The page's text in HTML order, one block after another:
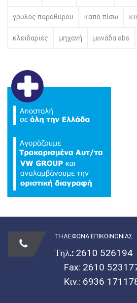
γρυλος παραθυρου καπό πίσω
κλειδαριές μηχανή μονάδα abs
ΤΗΛΕΦΩΝΑ ΕΠΙΚΟΙΝΩΝΙΑΣ
Τηλ.: 2610 526194
Fax: 2610
Κιν.: 6936